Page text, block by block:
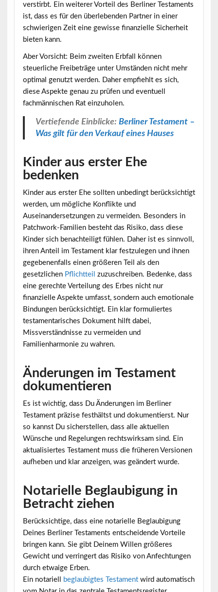
verstirbt. Ein weiterer Vorteil des Berliner Testaments
ist, dass es für den überlebenden Partner in einer
schwierigen Zeit eine gewisse finanzielle Sicherheit
bieten kann.
Aber Vorsicht: Beim zweiten Erbfall können
steuerliche Freibeträge unter Umständen nicht mehr
optimal genutzt werden. Daher empfiehlt es sich,
diese Aspekte genau zu prüfen und eventuell
fachmännischen Rat einzuholen.
Vertiefende Einblicke:Berliner Testament –
Was gilt für den Verkauf eines Hauses
Kinder aus erster Ehe
bedenken
Kinder aus erster Ehe sollten unbedingt berücksichtigt
werden, um mögliche Konflikte und
Auseinandersetzungen zu vermeiden. Besonders in
Patchwork-Familien besteht das Risiko, dass diese
Kinder sich benachteiligt fühlen. Daher ist es sinnvoll,
ihren Anteil im Testament klar festzulegen und ihnen
gegebenenfalls einen größeren Teil als den
gesetzlichen Pflichtteil zuzuschreiben. Bedenke, dass
eine gerechte Verteilung des Erbes nicht nur
finanzielle Aspekte umfasst, sondern auch emotionale
Bindungen berücksichtigt. Ein klar formuliertes
testamentarisches Dokument hilft dabei,
Missverständnisse zu vermeiden und
Familienharmonie zu wahren.
Änderungen im Testament
dokumentieren
Es ist wichtig, dass Du Änderungen im Berliner
Testament präzise festhältst und dokumentierst. Nur
so kannst Du sicherstellen, dass alle aktuellen
Wünsche und Regelungen rechtswirksam sind. Ein
aktualisiertes Testament muss die früheren Versionen
aufheben und klar anzeigen, was geändert wurde.
Notarielle Beglaubigung in
Betracht ziehen
Berücksichtige, dass eine notarielle Beglaubigung
Deines Berliner Testaments entscheidende Vorteile
bringen kann. Sie gibt Deinem Willen größeres
Gewicht und verringert das Risiko von Anfechtungen
durch etwaige Erben.
Ein notariell
beglaubigtes Testamentwird automatisch